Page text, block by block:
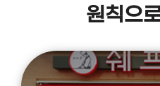
원칙으